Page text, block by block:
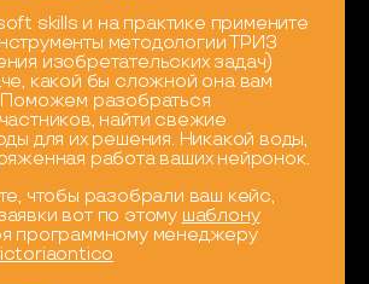
skills и на практике примените
методологии ТРИЗ
изобретательских задач)
какой бы сложной она вам
Поможем разобраться
найти свежие
для их решения. Никакой воды,
работа ваших нейронок.
чтобы разобрали ваш кейс,
вот по этому шаблону
программному менеджеру